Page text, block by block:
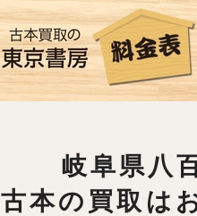
岐阜県八
古本の買取は